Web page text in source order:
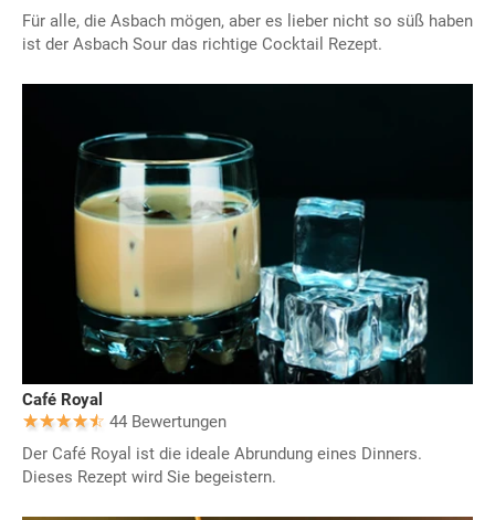
Für alle, die Asbach mögen, aber es lieber nicht so süß haben
ist der Asbach Sour das richtige Cocktail Rezept.
Café Royal
44 Bewertungen
Der Café Royal ist die ideale Abrundung eines Dinners.
Dieses Rezept wird Sie begeistern.